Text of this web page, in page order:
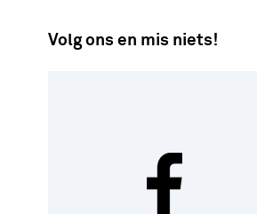
Volg ons en mis niets!